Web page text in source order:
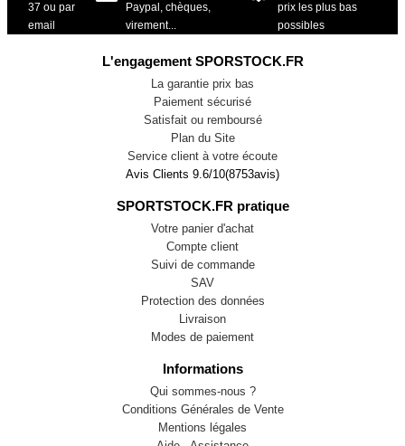
37 ou par
email
Paypal, chèques,
virement...
prix les plus bas
possibles
L'engagement SPORSTOCK.FR
La garantie prix bas
Paiement sécurisé
Satisfait ou remboursé
Plan du Site
Service client à votre écoute
Avis Clients 9.6/10(8753avis)
SPORTSTOCK.FR pratique
Votre panier d'achat
Compte client
Suivi de commande
SAV
Protection des données
Livraison
Modes de paiement
Informations
Qui sommes-nous ?
Conditions Générales de Vente
Mentions légales